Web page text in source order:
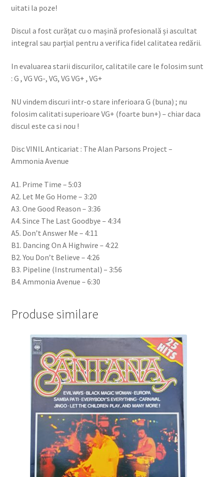
uitati la poze!
Discul a fost curățat cu o mașină profesională și ascultat
integral sau parțial pentru a verifica fidel calitatea redării.
In evaluarea starii discurilor, calitatile care le folosim sunt
: G , VG VG-, VG, VG VG+ , VG+
NU vindem discuri intr-o stare inferioara G (buna) ; nu
folosim calitati superioare VG+ (foarte bun+) – chiar daca
discul este ca si nou !
Disc VINIL Anticariat : The Alan Parsons Project –
Ammonia Avenue
A1. Prime Time – 5:03
A2. Let Me Go Home – 3:20
A3. One Good Reason – 3:36
A4. Since The Last Goodbye – 4:34
A5. Don’t Answer Me – 4:11
B1. Dancing On A Highwire – 4:22
B2. You Don’t Believe – 4:26
B3. Pipeline (Instrumental) – 3:56
B4. Ammonia Avenue – 6:30
Produse similare